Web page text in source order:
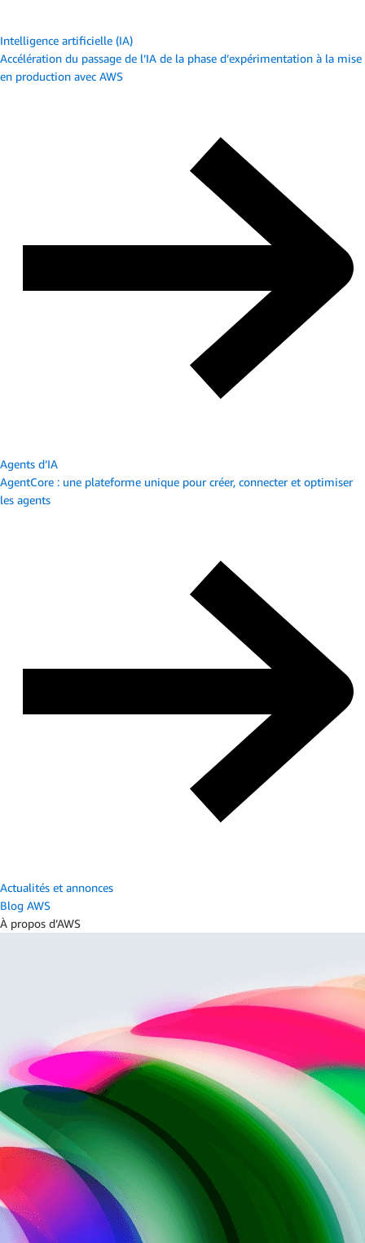
Intelligence artificielle (IA)
Accélération du passage de l’IA de la phase d’expérimentation à la mise
en production avec AWS
Agents d’IA
AgentCore : une plateforme unique pour créer, connecter et optimiser
les agents
Actualités et annonces
Blog AWS
À propos d’AWS